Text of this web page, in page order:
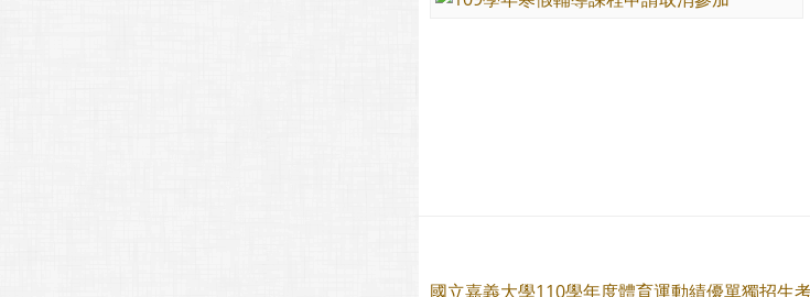
國立嘉義大學110學年度體育運動績優單獨招生